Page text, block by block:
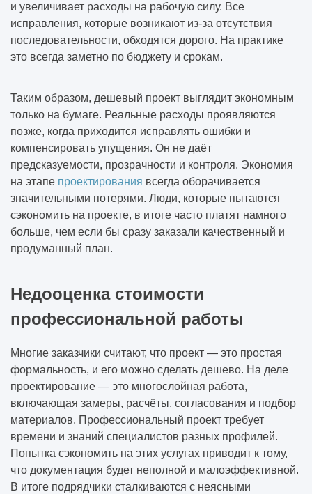
и увеличивает расходы на рабочую силу. Все
исправления, которые возникают из-за отсутствия
последовательности, обходятся дорого. На практике
это всегда заметно по бюджету и срокам.
Таким образом, дешевый проект выглядит экономным
только на бумаге. Реальные расходы проявляются
позже, когда приходится исправлять ошибки и
компенсировать упущения. Он не даёт
предсказуемости, прозрачности и контроля. Экономия
на этапе проектирования всегда оборачивается
значительными потерями. Люди, которые пытаются
сэкономить на проекте, в итоге часто платят намного
больше, чем если бы сразу заказали качественный и
продуманный план.
Недооценка стоимости
профессиональной работы
Многие заказчики считают, что проект — это простая
формальность, и его можно сделать дешево. На деле
проектирование — это многослойная работа,
включающая замеры, расчёты, согласования и подбор
материалов. Профессиональный проект требует
времени и знаний специалистов разных профилей.
Попытка сэкономить на этих услугах приводит к тому,
что документация будет неполной и малоэффективной.
В итоге подрядчики сталкиваются с неясными